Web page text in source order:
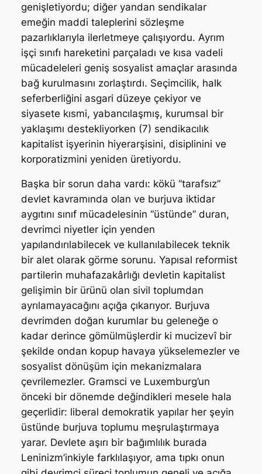
genişletiyordu; diğer yandan sendikalar
emeğin maddi taleplerini sözleşme
pazarlıklarıyla ilerletmeye çalışıyordu. Ayrım
işçi sınıfı hareketini parçaladı ve kısa vadeli
mücadeleleri geniş sosyalist amaçlar arasında
bağ kurulmasını zorlaştırdı. Seçimcilik, halk
seferberliğini asgari düzeye çekiyor ve
siyasete kısmi, yabancılaşmış, kurumsal bir
yaklaşımı destekliyorken (7) sendikacılık
kapitalist işyerinin hiyerarşisini, disiplinini ve
korporatizmini yeniden üretiyordu.
Başka bir sorun daha vardı: kökü “tarafsız”
devlet kavramında olan ve burjuva iktidar
aygıtını sınıf mücadelesinin “üstünde” duran,
devrimci niyetler için yenden
yapılandırılabilecek ve kullanılabilecek teknik
bir alet olarak görme sorunu. Yapısal reformist
partilerin muhafazakârlığı devletin kapitalist
gelişimin bir ürünü olan sivil toplumdan
ayrılamayacağını açığa çıkarıyor. Burjuva
devrimden doğan kurumlar bu geleneğe o
kadar derince gömülmüşlerdir ki mucizevî bir
şekilde ondan kopup havaya yükselemezler ve
sosyalist dönüşüm için mekanizmalara
çevrilemezler. Gramsci ve Luxemburg’un
önceki bir dönemde değindikleri mesele hala
geçerlidir: liberal demokratik yapılar her şeyin
üstünde burjuva toplumu meşrulaştırmaya
yarar. Devlete aşırı bir bağımlılık burada
Leninizm’inkiyle farklılaşıyor, ama tıpkı onun